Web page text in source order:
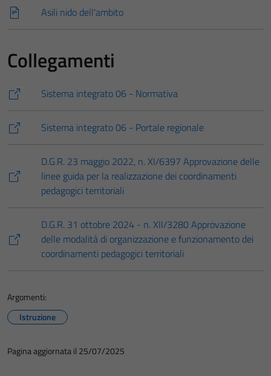
Asili nido dell'ambito
Collegamenti
Sistema integrato 06 - Normativa
Sistema integrato 06 - Portale regionale
D.G.R. 23 maggio 2022, n. XI/6397 Approvazione delle
linee guida per la realizzazione dei coordinamenti
pedagogici territoriali
D.G.R. 31 ottobre 2024 - n. XII/3280 Approvazione
delle modalità di organizzazione e funzionamento dei
coordinamenti pedagogici territoriali
Argomenti:
Istruzione
Pagina aggiornata il 25/07/2025